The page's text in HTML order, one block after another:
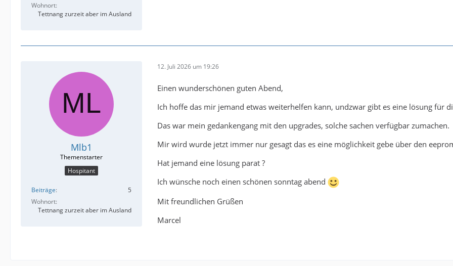
Wohnort
Tettnang zurzeit aber im Ausland
Mlb1
Hospitant
Beiträge
5
Wohnort
Tettnang zurzeit aber im Ausland
12. Juli 2026 um 19:26
Einen wunderschönen guten Abend,
Ich hoffe das mir jemand etwas weiterhelfen kann, undzwar gibt es eine lösung für
Das war mein gedankengang mit den upgrades, solche sachen verfügbar zumachen.
Mir wird wurde jetzt immer nur gesagt das es eine möglichkeit gebe über den
Hat jemand eine lösung parat ?
Ich wünsche noch einen schönen sonntag abend
Mit freundlichen Grüßen
Marcel